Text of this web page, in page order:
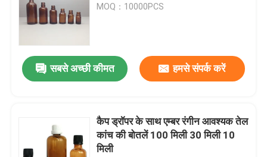
हमारे बारे में
कारखाने का दौरा
हमसे संपर्क करें
MOQ：10000PCS
सबसे अच्छी कीमत हमसे संपर्क करें
कैप ड्रॉपर के साथ एम्बर रंगीन आवश्यक तेल
कांच की बोतलें 100 मिली 30 मिली 10
मिली